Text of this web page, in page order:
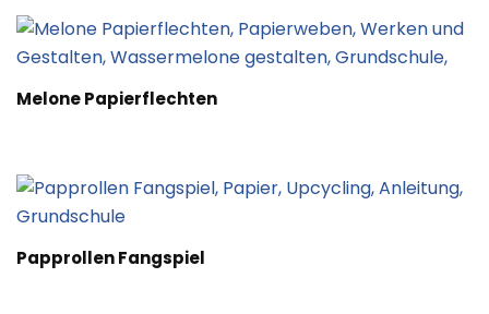
Melone Papierflechten
Papprollen Fangspiel